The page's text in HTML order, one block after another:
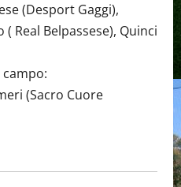
(Desport Gaggi),
Real Belpassese), Quinci
(Sacro Cuore